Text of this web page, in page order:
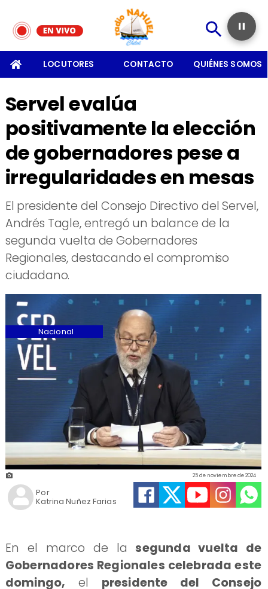
LOCUTORES CONTACTO QUIÉNES SOMOS
Servel evalúa
positivamente la elección
de gobernadores pese a
irregularidades en mesas
​El presidente del Consejo Directivo del Servel,
Andrés Tagle, entregó un balance de la
segunda vuelta de Gobernadores
Regionales, destacando el compromiso
ciudadano.
Katrina Nuñez Farias
25 de noviembre de 2024
Nacional
Por
​En el marco de lasegunda vuelta de
Gobernadores Regionales celebrada este
domingo, el presidente del Consejo